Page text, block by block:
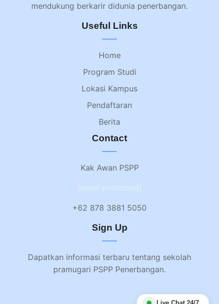
mendukung berkarir didunia penerbangan.
Useful Links
Home
Program Studi
Lokasi Kampus
Pendaftaran
Berita
Contact
Kak Awan PSPP
[email protected]
+62 878 3881 5050
Sign Up
Dapatkan informasi terbaru tentang sekolah
pramugari PSPP Penerbangan.